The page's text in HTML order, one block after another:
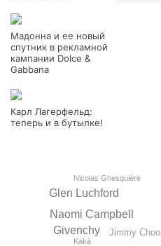
Мадонна и ее новый
спутник в рекламной
кампании Dolce &
Gabbana
Карл Лагерфельд:
теперь и в бутылке!
Givenchy
Naomi Campbell
Glen Luchford
Jimmy Choo
Kaká
Nicolas Ghesquière